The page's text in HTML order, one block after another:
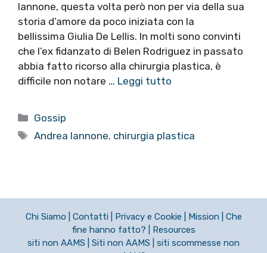
Iannone, questa volta però non per via della sua
storia d’amore da poco iniziata con la
bellissima Giulia De Lellis. In molti sono convinti
che l’ex fidanzato di Belen Rodriguez in passato
abbia fatto ricorso alla chirurgia plastica, è
difficile non notare … Leggi tutto
Categorie
Gossip
Tag
Andrea Iannone, chirurgia plastica
Chi Siamo Contatti Privacy e Cookie Mission
Che
fine hanno fatto?
Resources
siti non AAMS
Siti non AAMS
siti scommesse non